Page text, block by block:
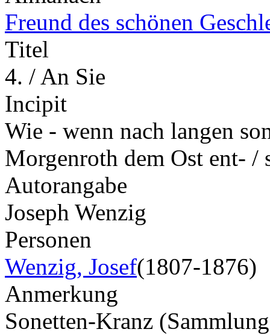
Freund des schönen
Titel
4. / An Sie
Incipit
Wie - wenn nach langen
Morgenroth dem Ost ent-
Autorangabe
Joseph Wenzig
Personen
Wenzig, Josef(1807-1876)
Anmerkung
Sonetten-Kranz